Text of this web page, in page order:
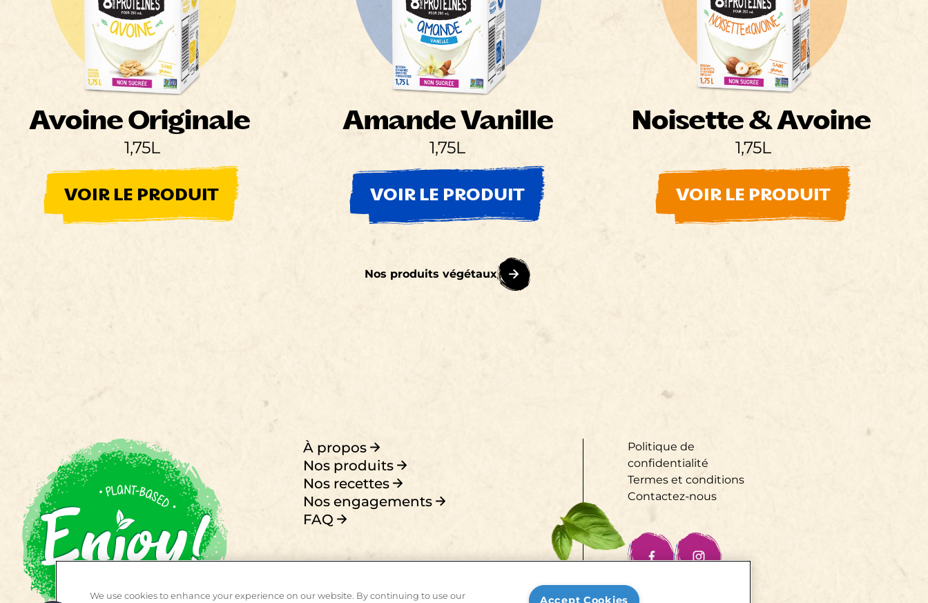
Avoine Originale
1,75L
VOIR LE PRODUIT
Amande Vanille
1,75L
VOIR LE PRODUIT
Noisette & Avoine
1,75L
VOIR LE PRODUIT
Nos produits végétaux
À propos
Nos produits
Nos recettes
Nos engagements
FAQ
Politique de
confidentialité
Termes et conditions
Contactez-nous
We use cookies to enhance your experience on our website. By continuing to use our Accept Cookies